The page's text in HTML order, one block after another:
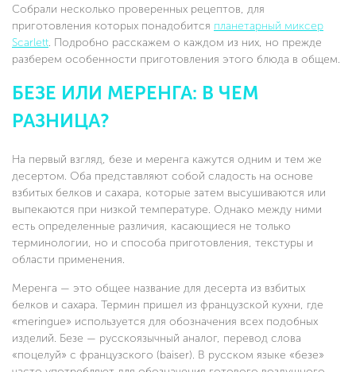
Собрали несколько проверенных рецептов, для
приготовления которых понадобится планетарный миксер
Scarlett. Подробно расскажем о каждом из них, но прежде
разберем особенности приготовления этого блюда в общем.
БЕЗЕ ИЛИ МЕРЕНГА: В ЧЕМ
РАЗНИЦА?
На первый взгляд, безе и меренга кажутся одним и тем же
десертом. Оба представляют собой сладость на основе
взбитых белков и сахара, которые затем высушиваются или
выпекаются при низкой температуре. Однако между ними
есть определенные различия, касающиеся не только
терминологии, но и способа приготовления, текстуры и
области применения.
Меренга — это общее название для десерта из взбитых
белков и сахара. Термин пришел из французской кухни, где
«meringue» используется для обозначения всех подобных
изделий. Безе — русскоязычный аналог, перевод слова
«поцелуй» с французского (baiser). В русском языке «безе»